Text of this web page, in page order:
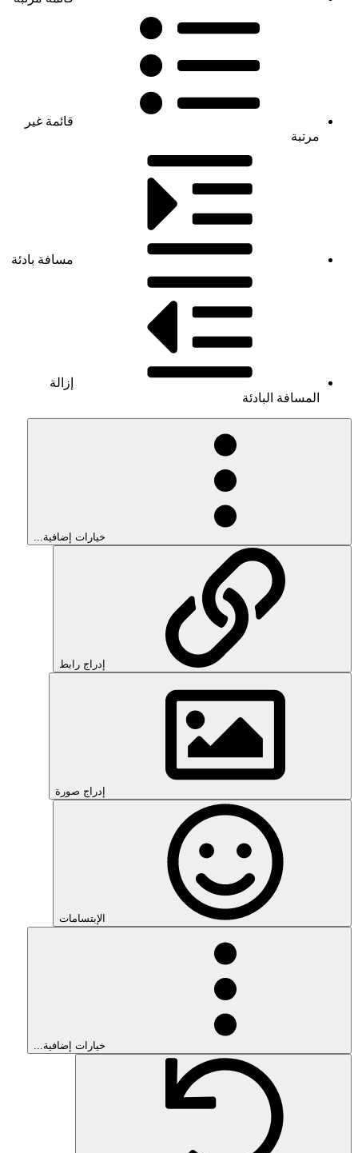
قائمة غير
مرتبة
مسافة بادئة
إزالة
المسافة البادئة
خيارات إضافية...
إدراج رابط
إدراج صورة
الإبتسامات
خيارات إضافية...